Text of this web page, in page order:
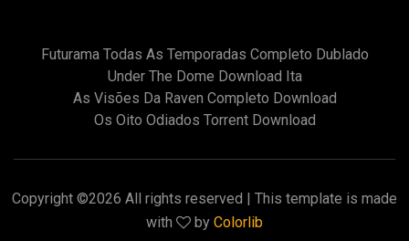
Futurama Todas As Temporadas Completo Dublado
Under The Dome Download Ita
As Visões Da Raven Completo Download
Os Oito Odiados Torrent Download
Copyright ©2026 All rights reserved | This template is made
with
by Colorlib